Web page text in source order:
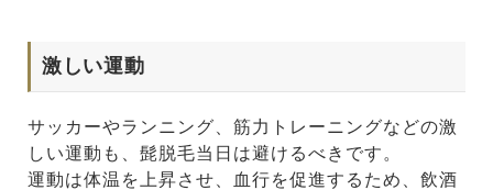
激しい運動
サッカーやランニング、筋力トレーニングなどの激
しい運動も、髭脱毛当日は避けるべきです。
運動は体温を上昇させ、血行を促進するため、飲酒